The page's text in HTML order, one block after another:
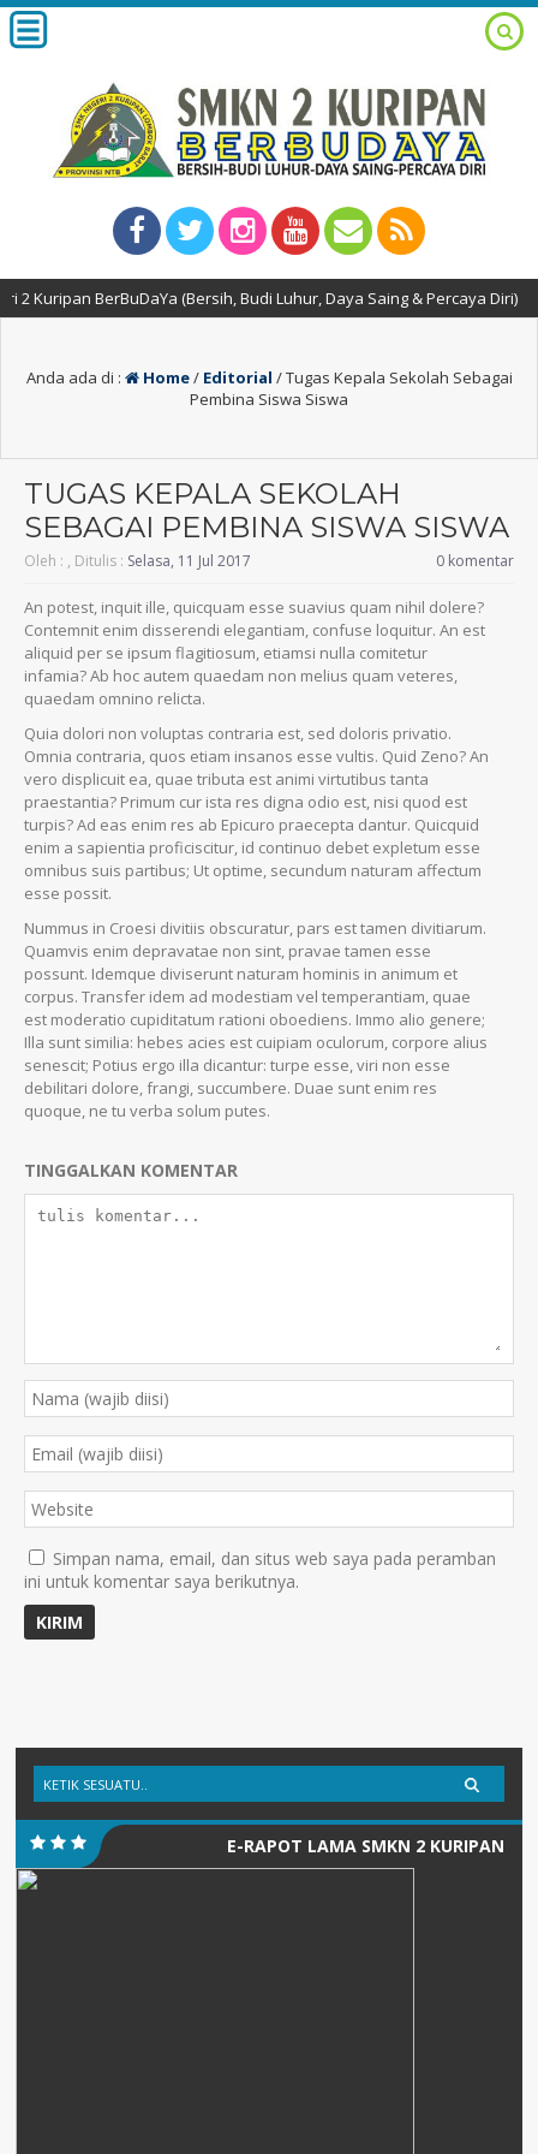
BerBuDaYa (Bersih, Budi Luhur, Daya Saing & Percaya Diri)
Anda ada di : Home/ Editorial /Tugas Kepala Sekolah Sebagai
Pembina Siswa Siswa
TUGAS KEPALA SEKOLAH
SEBAGAI PEMBINA SISWA SISWA
Oleh : , Ditulis : Selasa, 11 Jul 2017 0 komentar
An potest, inquit ille, quicquam esse suavius quam nihil dolere?
Contemnit enim disserendi elegantiam, confuse loquitur. An est
aliquid per se ipsum flagitiosum, etiamsi nulla comitetur
infamia? Ab hoc autem quaedam non melius quam veteres,
quaedam omnino relicta.
Quia dolori non voluptas contraria est, sed doloris privatio.
Omnia contraria, quos etiam insanos esse vultis. Quid Zeno? An
vero displicuit ea, quae tributa est animi virtutibus tanta
praestantia? Primum cur ista res digna odio est, nisi quod est
turpis? Ad eas enim res ab Epicuro praecepta dantur. Quicquid
enim a sapientia proficiscitur, id continuo debet expletum esse
omnibus suis partibus; Ut optime, secundum naturam affectum
esse possit.
Nummus in Croesi divitiis obscuratur, pars est tamen divitiarum.
Quamvis enim depravatae non sint, pravae tamen esse
possunt. Idemque diviserunt naturam hominis in animum et
corpus. Transfer idem ad modestiam vel temperantiam, quae
est moderatio cupiditatum rationi oboediens. Immo alio genere;
Illa sunt similia: hebes acies est cuipiam oculorum, corpore alius
senescit; Potius ergo illa dicantur: turpe esse, viri non esse
debilitari dolore, frangi, succumbere. Duae sunt enim res
quoque, ne tu verba solum putes.
TINGGALKAN KOMENTAR
Simpan nama, email, dan situs web saya pada peramban
ini untuk komentar saya berikutnya.
E-RAPOT LAMA SMKN 2 KURIPAN